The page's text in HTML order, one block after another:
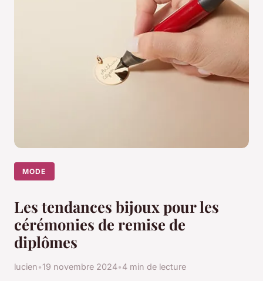
MODE
Les tendances bijoux pour les
cérémonies de remise de
diplômes
lucien•19 novembre 2024•4 min de lecture